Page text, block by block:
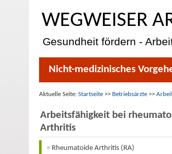
WEGWEISER
Gesundheit fördern -
Nicht-medizinisches
Aktuelle Seite: Startseite >> Betriebsärzte >>
Arbeitsfähigkeit bei
Arthritis
Rheumatoide Arthritis (RA)